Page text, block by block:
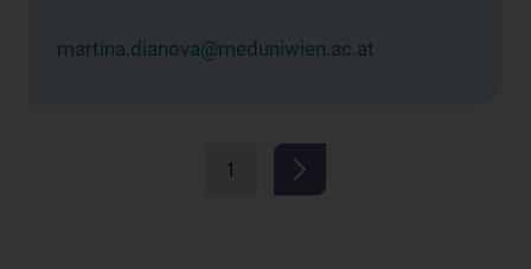
martina.dianova@meduniwien.ac.at
1